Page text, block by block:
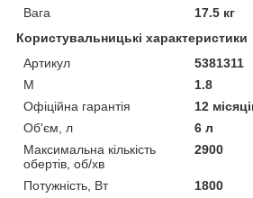
Вага
17.5 кг
Користувальницькі характеристики
Артикул
5381311
М
1.8
Офіційна гарантія
12
Об'єм, л
6 л
Максимальна кількість
обертів, об/хв
2900
Потужність, Вт
1800